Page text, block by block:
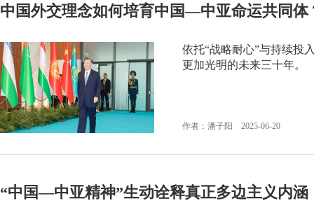
中国外交理念如何培育中国—中亚命运共同体
依托“战略耐心”与持续投
更加光明的未来三十年。
作者：潘子阳 2025-06-20
“中国—中亚精神”生动诠释真正多边主义内涵